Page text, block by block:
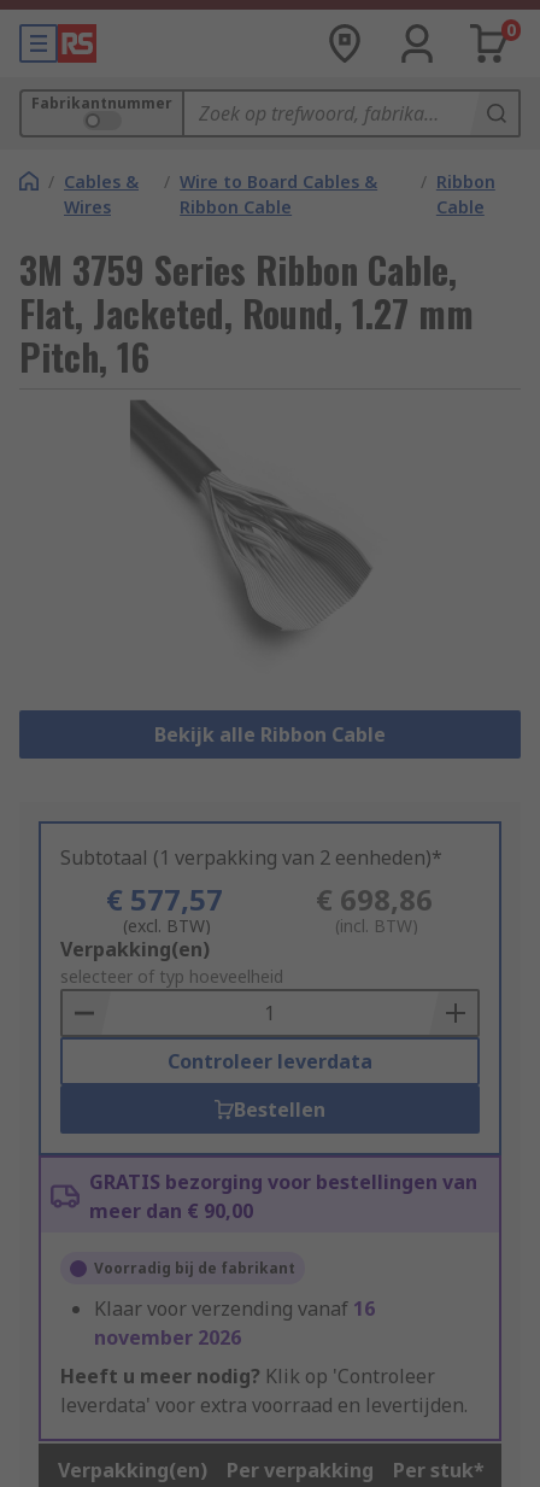
0
Fabrikantnummer
/ Cables &
Wires
/ Wire to Board Cables &
Ribbon Cable
/ Ribbon
Cable
3M 3759 Series Ribbon Cable,
Flat, Jacketed, Round, 1.27 mm
Pitch, 16
Bekijk alle Ribbon Cable
Subtotaal (1 verpakking van 2 eenheden)*
€ 577,57
(excl. BTW)
€ 698,86
(incl. BTW)
Add
to
Basket
Verpakking(en)
selecteer of typ hoeveelheid
Controleer leverdata
Bestellen
GRATIS bezorging voor bestellingen van
meer dan € 90,00
Voorradig bij de fabrikant
Klaar voor verzending vanaf 16
november 2026
Heeft u meer nodig? Klik op 'Controleer
leverdata' voor extra voorraad en levertijden.
Verpakking(en) Per verpakking Per stuk*